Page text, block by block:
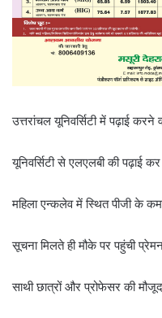
उत्तरांचल यूनिवर्सिटी में पढ़ाई
यूनिवर्सिटी से एलएलबी की पढ़ाई
महिला एन्कलेव में स्थित पीजी के
सूचना मिलते ही मौके पर पहुंची
साथी छात्रों और प्रोफेसर की